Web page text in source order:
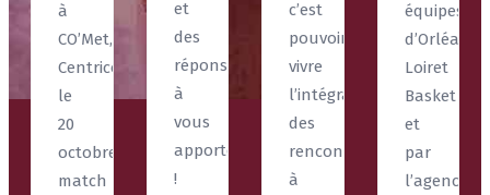
à
CO’Met,
Centrico
le
20
octobre,
match
et
des
réponses
à
vous
apporter
!
c’est
pouvoir
vivre
l’intégralité
des
rencontres
à
équipes
d’Orléans
Loiret
Basket
et
par
l’agence